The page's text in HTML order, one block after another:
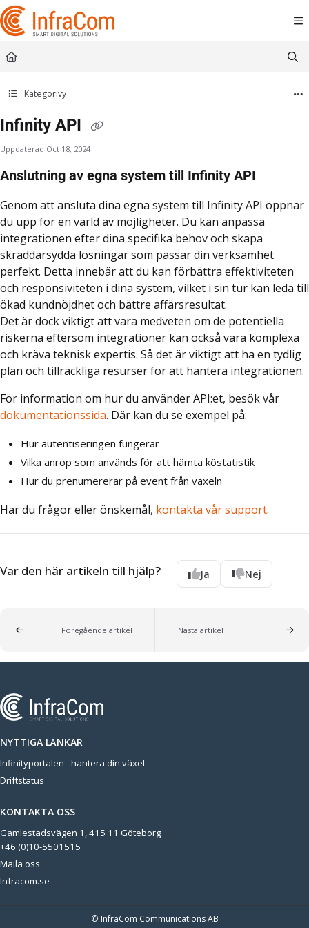
Documentation Index
Fetch the complete documentation index at:
https://docs.icc.infracom.se/
Use this file to discover all available pages before exploring further.
Kategorivy
Infinity API
Uppdaterad Oct 18, 2024
Anslutning av egna system till Infinity API
Genom att ansluta dina egna system till Infinity API öppnar
du upp för en värld av möjligheter. Du kan anpassa
integrationen efter dina specifika behov och skapa
skräddarsydda lösningar som passar din verksamhet
perfekt. Detta innebär att du kan förbättra effektiviteten
och responsiviteten i dina system, vilket i sin tur kan leda till
ökad kundnöjdhet och bättre affärsresultat.
Det är dock viktigt att vara medveten om de potentiella
riskerna eftersom integrationer kan också vara komplexa
och kräva teknisk expertis. Så det är viktigt att ha en tydlig
plan och tillräckliga resurser för att hantera integrationen.
För information om hur du använder API:et, besök vår
dokumentationssida. Där kan du se exempel på:
Hur autentiseringen fungerar
Vilka anrop som används för att hämta köstatistik
Hur du prenumererar på event från växeln
Har du frågor eller önskemål, kontakta vår support.
Var den här artikeln till hjälp? Ja Nej
Föregående artikel Nästa artikel
NYTTIGA LÄNKAR
Infinityportalen - hantera din växel
Driftstatus
KONTAKTA OSS
Gamlestadsvägen 1, 415 11 Göteborg
+46 (0)10-5501515
Maila oss
Infracom.se
© InfraCom Communications AB